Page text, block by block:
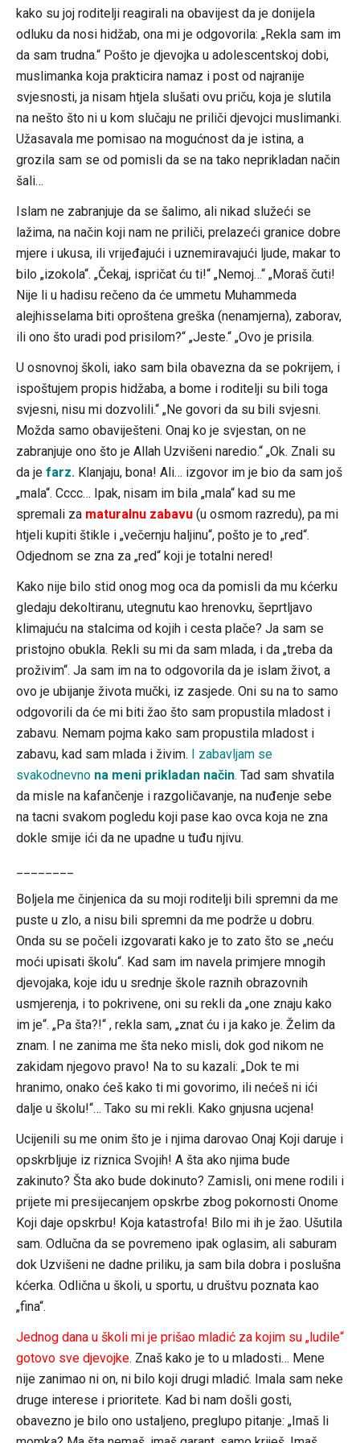
kako su joj roditelji reagirali na obavijest da je donijela
odluku da nosi hidžab, ona mi je odgovorila: „Rekla sam im
da sam trudna.“ Pošto je djevojka u adolescentskoj dobi,
muslimanka koja prakticira namaz i post od najranije
svjesnosti, ja nisam htjela slušati ovu priču, koja je slutila
na nešto što ni u kom slučaju ne priliči djevojci muslimanki.
Užasavala me pomisao na mogućnost da je istina, a
grozila sam se od pomisli da se na tako neprikladan način
šali…
Islam ne zabranjuje da se šalimo, ali nikad služeći se
lažima, na način koji nam ne priliči, prelazeći granice dobre
mjere i ukusa, ili vrijeđajući i uznemiravajući ljude, makar to
bilo „izokola“. „Čekaj, ispričat ću ti!“ „Nemoj…“ „Moraš čuti!
Nije li u hadisu rečeno da će ummetu Muhammeda
alejhisselama biti oproštena greška (nenamjerna), zaborav,
ili ono što uradi pod prisilom?“ „Jeste.“ „Ovo je prisila.
U osnovnoj školi, iako sam bila obavezna da se pokrijem, i
ispoštujem propis hidžaba, a bome i roditelji su bili toga
svjesni, nisu mi dozvolili.“ „Ne govori da su bili svjesni.
Možda samo obaviješteni. Onaj ko je svjestan, on ne
zabranjuje ono što je Allah Uzvišeni naredio.“ „Ok. Znali su
da je farz.Klanjaju, bona! Ali… izgovor im je bio da sam još
„mala“. Cccc… Ipak, nisam im bila „mala“ kad su me
spremali za maturalnu zabavu(u osmom razredu), pa mi
htjeli kupiti štikle i „večernju haljinu“, pošto je to „red“.
Odjednom se zna za „red“ koji je totalni nered!
Kako nije bilo stid onog mog oca da pomisli da mu kćerku
gledaju dekoltiranu, utegnutu kao hrenovku, šeprtljavo
klimajuću na stalcima od kojih i cesta plače? Ja sam se
pristojno obukla. Rekli su mi da sam mlada, i da „treba da
proživim“. Ja sam im na to odgovorila da je islam život, a
ovo je ubijanje života mučki, iz zasjede. Oni su na to samo
odgovorili da će mi biti žao što sam propustila mladost i
zabavu. Nemam pojma kako sam propustila mladost i
zabavu, kad sam mlada i živim. I zabavljam se
svakodnevno na meni prikladan način. Tad sam shvatila
da misle na kafančenje i razgoličavanje, na nuđenje sebe
na tacni svakom pogledu koji pase kao ovca koja ne zna
dokle smije ići da ne upadne u tuđu njivu.
Boljela me činjenica da su moji roditelji bili spremni da me
puste u zlo, a nisu bili spremni da me podrže u dobru.
Onda su se počeli izgovarati kako je to zato što se „neću
moći upisati školu“. Kad sam im navela primjere mnogih
djevojaka, koje idu u srednje škole raznih obrazovnih
usmjerenja, i to pokrivene, oni su rekli da „one znaju kako
im je“. „Pa šta?!“ , rekla sam, „znat ću i ja kako je. Želim da
znam. I ne zanima me šta neko misli, dok god nikom ne
zakidam njegovo pravo! Na to su kazali: „Dok te mi
hranimo, onako ćeš kako ti mi govorimo, ili nećeš ni ići
dalje u školu!“… Tako su mi rekli. Kako gnjusna ucjena!
Ucijenili su me onim što je i njima darovao Onaj Koji daruje i
opskrbljuje iz riznica Svojih! A šta ako njima bude
zakinuto? Šta ako bude dokinuto? Zamisli, oni mene rodili i
prijete mi presijecanjem opskrbe zbog pokornosti Onome
Koji daje opskrbu! Koja katastrofa! Bilo mi ih je žao. Ušutila
sam. Odlučna da se povremeno ipak oglasim, ali saburam
dok Uzvišeni ne dadne priliku, ja sam bila dobra i poslušna
kćerka. Odlična u školi, u sportu, u društvu poznata kao
„fina“.
Jednog dana u školi mi je prišao mladić za kojim su „ludile“
gotovo sve djevojke. Znaš kako je to u mladosti… Mene
nije zanimao ni on, ni bilo koji drugi mladić. Imala sam neke
druge interese i prioritete. Kad bi nam došli gosti,
obavezno je bilo ono ustaljeno, preglupo pitanje: „Imaš li